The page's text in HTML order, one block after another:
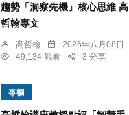
趨勢「洞察先機」核心思維 高
哲翰專文
高哲翰
2026年八月08日
49,134 觀看
3 分享
專欄